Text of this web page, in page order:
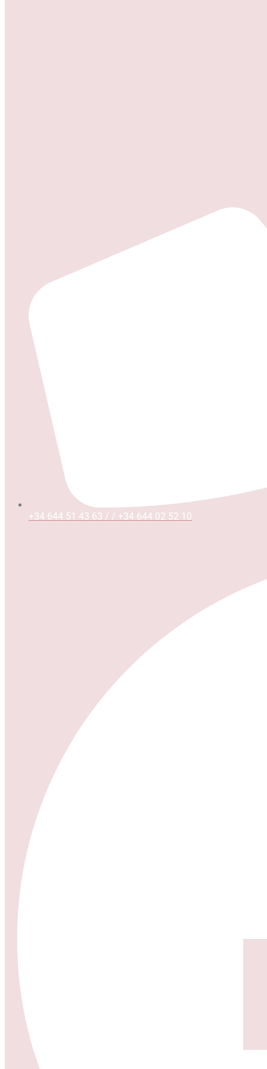
+34 644 51 43 63 / / +34 644 02 52 10